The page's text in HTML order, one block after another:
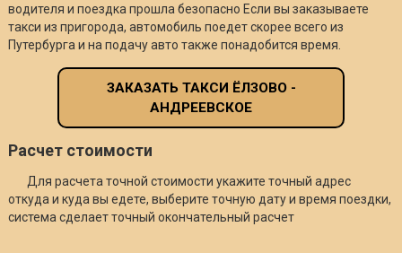
водителя и поездка прошла безопасно Если вы заказываете
такси из пригорода, автомобиль поедет скорее всего из
Путербурга и на подачу авто также понадобится время.
ЗАКАЗАТЬ ТАКСИ ЁЛЗОВО -
АНДРЕЕВСКОЕ
Расчет стоимости
Для расчета точной стоимости укажите точный адрес
откуда и куда вы едете, выберите точную дату и время поездки,
система сделает точный окончательный расчет